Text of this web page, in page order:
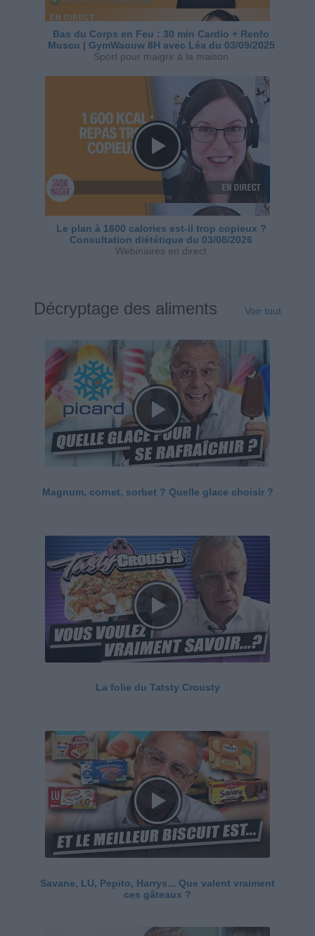
Bas du Corps en Feu : 30 min Cardio + Renfo
Muscu | GymWaouw 8H avec Léa du 03/09/2025
Sport pour maigrir à la maison
Le plan à 1600 calories est-il trop copieux ?
Consultation diététique du 03/08/2026
Webinaires en direct
Décryptage des aliments Voir tout
Magnum, cornet, sorbet ? Quelle glace choisir ?
La folie du Tatsty Crousty
Savane, LU, Pepito, Harrys... Que valent vraiment
ces gâteaux ?